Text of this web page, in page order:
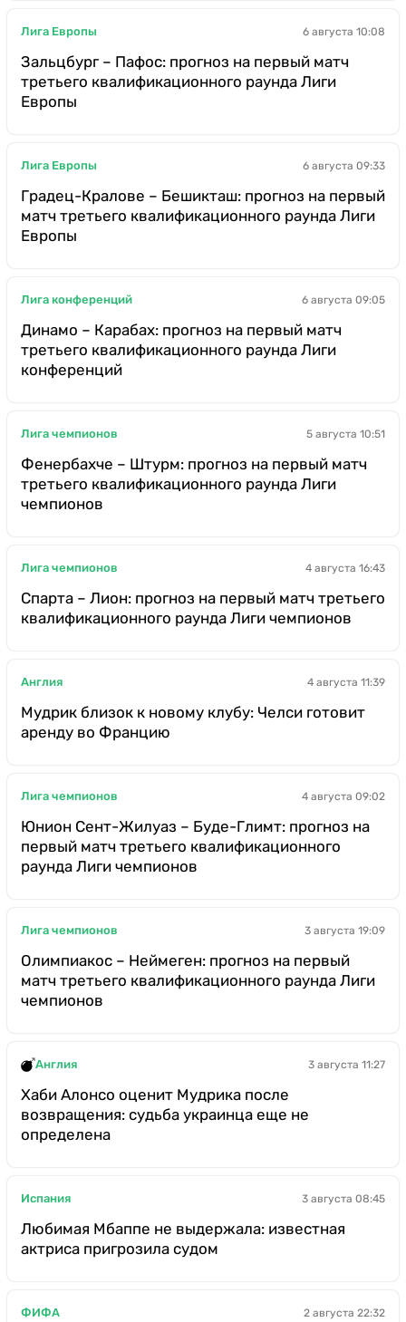
Лига Европы 6 августа 10:08
Зальцбург – Пафос: прогноз на первый матч
третьего квалификационного раунда Лиги
Европы
Лига Европы 6 августа 09:33
Градец-Кралове – Бешикташ: прогноз на первый
матч третьего квалификационного раунда Лиги
Европы
Лига конференций 6 августа 09:05
Динамо – Карабах: прогноз на первый матч
третьего квалификационного раунда Лиги
конференций
Лига чемпионов 5 августа 10:51
Фенербахче – Штурм: прогноз на первый матч
третьего квалификационного раунда Лиги
чемпионов
Лига чемпионов 4 августа 16:43
Спарта – Лион: прогноз на первый матч третьего
квалификационного раунда Лиги чемпионов
Англия 4 августа 11:39
Мудрик близок к новому клубу: Челси готовит
аренду во Францию
Лига чемпионов 4 августа 09:02
Юнион Сент-Жилуаз – Буде-Глимт: прогноз на
первый матч третьего квалификационного
раунда Лиги чемпионов
Лига чемпионов 3 августа 19:09
Олимпиакос – Неймеген: прогноз на первый
матч третьего квалификационного раунда Лиги
чемпионов
Англия 3 августа 11:27
Хаби Алонсо оценит Мудрика после
возвращения: судьба украинца еще не
определена
Испания 3 августа 08:45
Любимая Мбаппе не выдержала: известная
актриса пригрозила судом
ФИФА 2 августа 22:32